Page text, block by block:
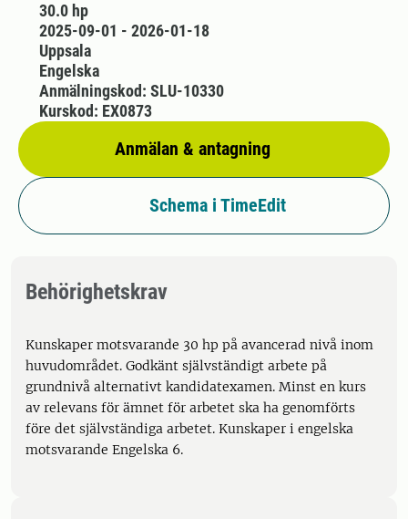
30.0 hp
2025-09-01 - 2026-01-18
Uppsala
Engelska
Anmälan & antagning
Anmälningskod: SLU-10330
Kurskod: EX0873
Schema i TimeEdit
Behörighetskrav
Kunskaper motsvarande 30 hp på avancerad nivå inom
huvudområdet. Godkänt självständigt arbete på
grundnivå alternativt kandidatexamen. Minst en kurs
av relevans för ämnet för arbetet ska ha genomförts
före det självständiga arbetet. Kunskaper i engelska
motsvarande Engelska 6.